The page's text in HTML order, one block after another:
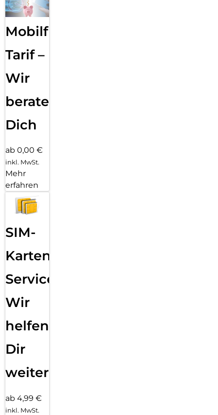
Mobilfunk
Tarif –
Wir
beraten
Dich
ab 0,00 €
inkl. MwSt.
Mehr
erfahren
SIM-
Karten
Service:
Wir
helfen
Dir
weiter
ab 4,99 €
inkl. MwSt.